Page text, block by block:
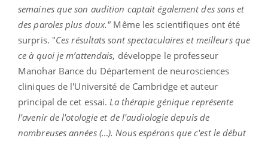
semaines que son audition captait également des sons et
des paroles plus doux." Même les scientifiques ont été
surpris. "Ces résultats sont spectaculaires et meilleurs que
ce à quoi je m’attendais, développe le professeur
Manohar Bance du Département de neurosciences
cliniques de l'Université de Cambridge et auteur
principal de cet essai. La thérapie génique représente
l'avenir de l'otologie et de l'audiologie depuis de
nombreuses années (…). Nous espérons que c'est le début